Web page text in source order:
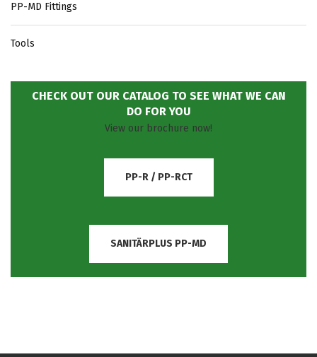
PP-MD Fittings
Tools
CHECK OUT OUR CATALOG TO SEE WHAT WE CAN
DO FOR YOU
View our brochure now!
PP-R / PP-RCT
SANITÄRPLUS PP-MD